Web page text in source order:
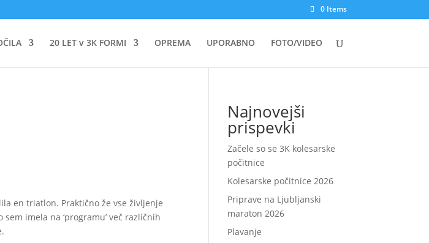
0 Items
20 LET v 3K FORMI OPREMA UPORABNO FOTO/VIDEO
en triatlon. Praktično že vse življenje
imela na ‘programu’ več različnih
Najnovejši
prispevki
Začele so se 3K kolesarske
počitnice
Kolesarske počitnice 2026
Priprave na Ljubljanski
maraton 2026
Plavanje